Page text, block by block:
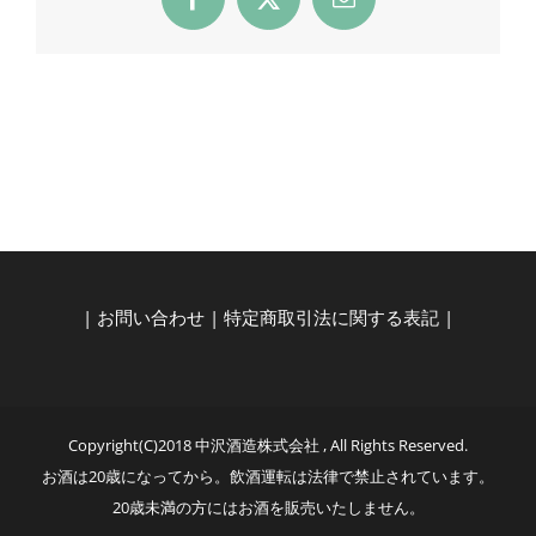
Facebook
X Email
| お問い合わせ | 特定商取引法に関する表記 |
Copyright(C)2018 中沢酒造株式会社 , All Rights Reserved.
お酒は20歳になってから。飲酒運転は法律で禁止されています。
20歳未満の方にはお酒を販売いたしません。